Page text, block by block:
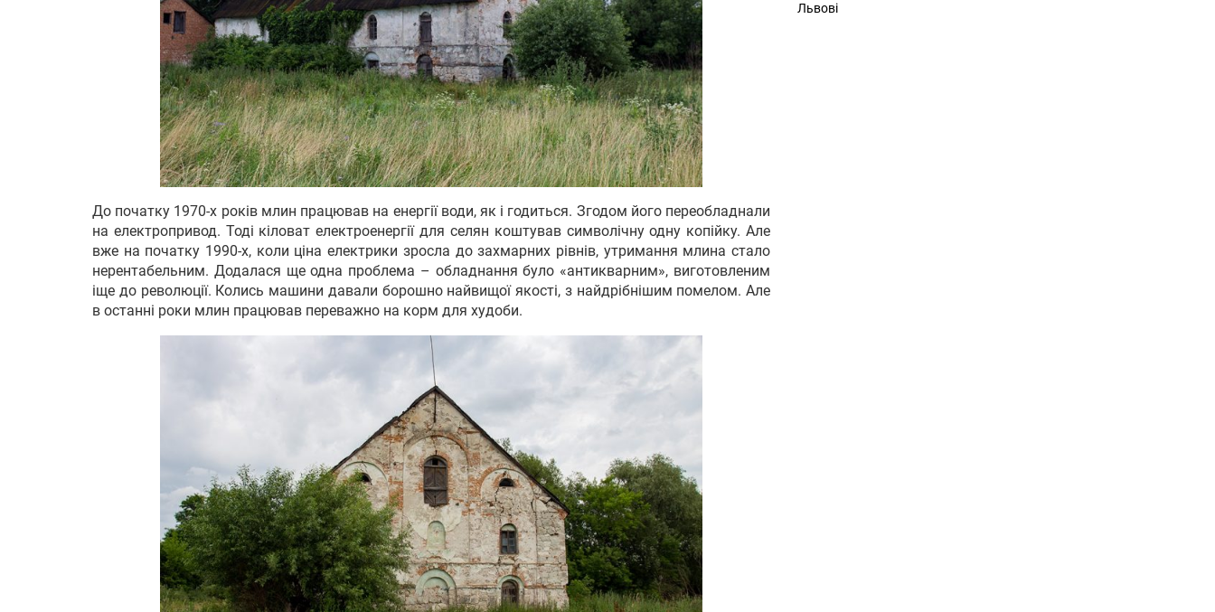
До початку 1970-х років млин працював на енергії води, як і годиться. Згодом його переобладнали
на електропривод. Тоді кіловат електроенергії для селян коштував символічну одну копійку. Але
вже на початку 1990-х, коли ціна електрики зросла до захмарних рівнів, утримання млина стало
нерентабельним. Додалася ще одна проблема – обладнання було «антикварним», виготовленим
іще до революції. Колись машини давали борошно найвищої якості, з найдрібнішим помелом. Але
в останні роки млин працював переважно на корм для худоби.
Львові